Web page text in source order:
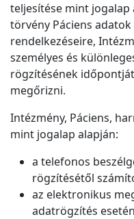
teljesítése mint jogalap
törvény Páciens
rendelkezéseire,
személyes és
rögzítésének
megőrizni.
Intézmény, Páciens,
mint jogalap alapján:
a telefonos
rögzítésétől
az elektronikus
adatrögzítés